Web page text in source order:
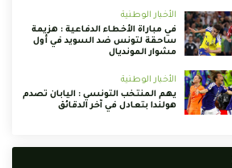
الأخبار الوطنية
في مباراة الأخطاء الدفاعية : هزيمة
ساحقة لتونس ضد السويد في أول
مشوار المونديال
الأخبار الوطنية
يهم المنتخب التونسي : اليابان تصدم
هولندا بتعادل في آخر الدقائق